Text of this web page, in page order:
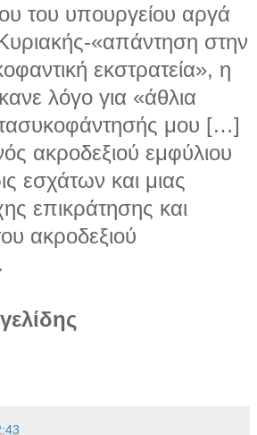
του υπουργείου αργά
«απάντηση στην
εκστρατεία», η
λόγο για «άθλια
μου […]
ακροδεξιού εμφύλιου
εσχάτων και μιας
επικράτησης και
ακροδεξιού